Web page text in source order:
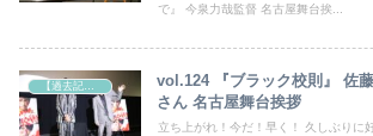
で』 今泉力哉監督 名古屋舞台挨...
【過去記事】シネマクエスト「神取恭子のシネマコラム」
vol.124 『ブラック校則』 佐
さん 名古屋舞台挨拶
立ち上がれ！今だ！早く！ 久しぶりに